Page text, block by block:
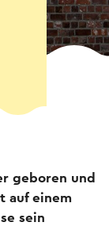
geboren und
auf einem
sein